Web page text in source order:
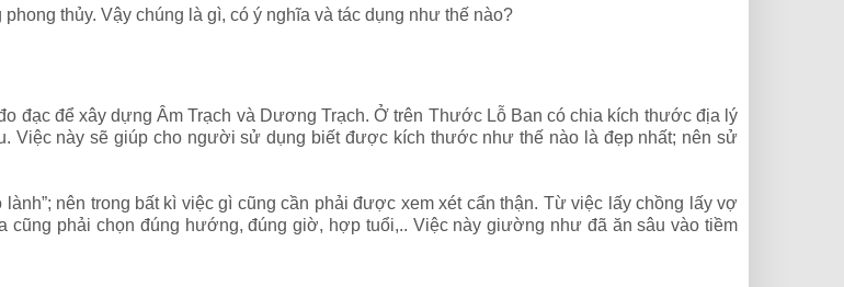
thủy. Vậy chúng là gì, có ý nghĩa và tác dụng như thế nào?
đạc để xây dựng Âm Trạch và Dương Trạch. Ở trên Thước Lỗ Ban có chia kích thước địa lý
Việc này sẽ giúp cho người sử dụng biết được kích thước như thế nào là đẹp nhất; nên sử
nên trong bất kì việc gì cũng cần phải được xem xét cẩn thận. Từ việc lấy chồng lấy vợ
cũng phải chọn đúng hướng, đúng giờ, hợp tuổi,.. Việc này giường như đã ăn sâu vào tiềm